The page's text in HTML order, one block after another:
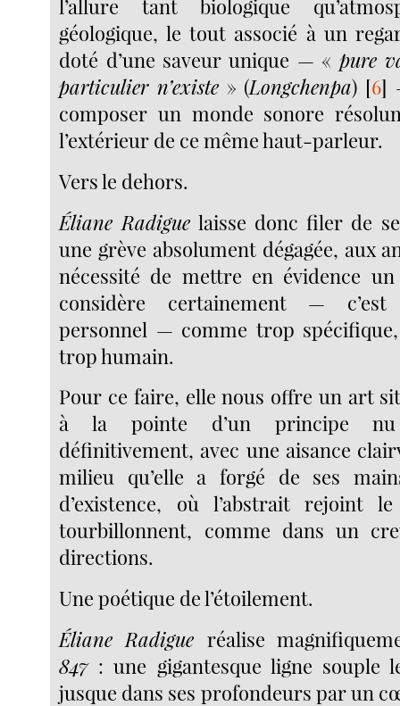
l’allure tant biologique
géologique, le tout associé à un
doté d’une saveur unique — « pure
particulier n’existe» (Longchenpa) [6]
composer un monde sonore
l’extérieur de ce même haut-parleur.
Vers le dehors.
Éliane Radigue laisse donc filer de
une grève absolument dégagée, aux
nécessité de mettre en évidence un
considère certainement —
personnel — comme trop
trop humain.
Pour ce faire, elle nous offre un art
à la pointe d’un principe
définitivement, avec une aisance
milieu qu’elle a forgé de ses
d’existence, où l’abstrait rejoint
tourbillonnent, comme dans un
directions.
Une poétique de l’étoilement.
Éliane Radigue réalise
847: une gigantesque ligne souple
jusque dans ses profondeurs par un